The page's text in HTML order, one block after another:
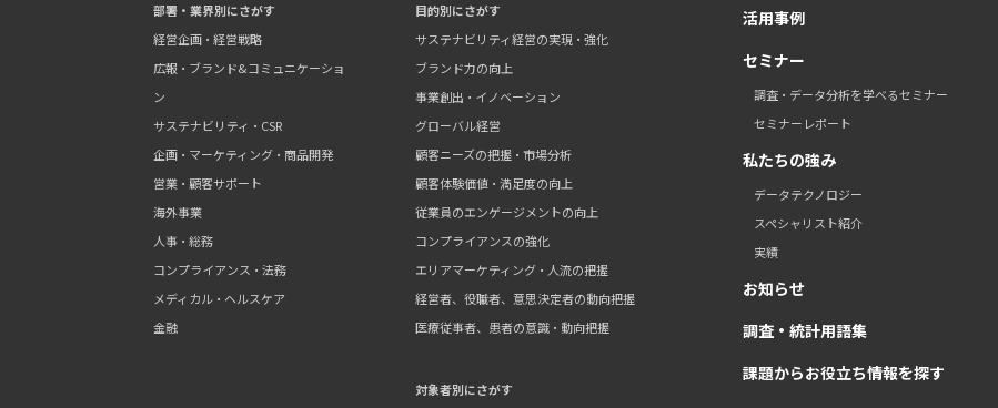
部署・業界別にさがす
経営企画・経営戦略
広報・ブランド&コミュニケーショ
ン
サステナビリティ・CSR
企画・マーケティング・商品開発
営業・顧客サポート
海外事業
人事・総務
コンプライアンス・法務
メディカル・ヘルスケア
金融
目的別にさがす
サステナビリティ経営の実現・強化
ブランド力の向上
事業創出・イノベーション
グローバル経営
顧客ニーズの把握・市場分析
顧客体験価値・満足度の向上
従業員のエンゲージメントの向上
コンプライアンスの強化
エリアマーケティング・人流の把握
経営者、役職者、意思決定者の動向把握
医療従事者、患者の意識・動向把握
対象者別にさがす
活用事例
セミナー
調査・データ分析を学べるセミナー
セミナーレポート
私たちの強み
データテクノロジー
スペシャリスト紹介
実績
お知らせ
調査・統計用語集
課題からお役立ち情報を探す